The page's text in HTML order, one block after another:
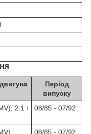
Період
випуску
2.1 i
08/85 - 07/92
08/85 - 07/92